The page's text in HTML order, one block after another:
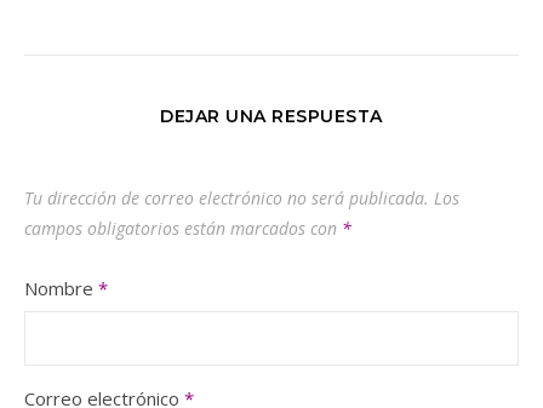
DEJAR UNA RESPUESTA
Tu dirección de correo electrónico no será publicada. Los
campos obligatorios están marcados con *
Nombre *
Correo electrónico *